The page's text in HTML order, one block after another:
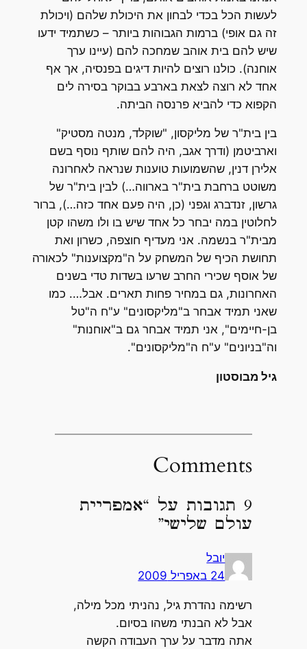
לעשות הכל בכדי לבחון את היכולת שלהם (ויכולת
זה גם אופי) ברמות הגבוהות ביותר – כשתמיד ידעו
שיש להם בית אוהב שמחכה להם (עיינו ערך
אוחנה). כולנו רוצים להיות דיגים בפנסיה, אך אף
אחד לא רוצה לצאת בארבע בבוקר בסירה לים
הקפוא כדי להביא פרנסה הביתה.
בין בית"ר של מליקסון, "שוקלד, מנטה מסטיק"
וארביטמן (ודרך אגב, היה להם שותף נוסף בשם
אלירן דנין, שהשמועות טוענות שנראה לאחרונה
משוטט ברחבת בית"ר בארווה…) לבין בית"ר של
גרשון, זנדברג וגפני (כן, היה פעם אחד כזה…), ברור
לחלוטין במה יבחר כל אחד שיש בו ולו משהו קטן
מבית"ר בנשמה. אני מעדיף חוצפה, כשרון ואת
תחושת הכיף של המשחק על ה"מקצוענות" לכאורה
של אוסף שכירי החרב שרעו בשדות טדי בשנים
האחרונות, גם במחיר פחות תארים. אבל…. כמו
שאני תמיד אבחר ב"מליקסונים" ע"ח ה"טל
בן-חיימים", אני תמיד אבחר גם ב"אוחנות"
וה"בניונים" ע"ח ה"מליקסונים".
גיל מבוסטון
Comments
9 תגובות על “אמפריית
עולם שלישי”
יובל
24 באפריל 2009
רשימה נהדרת גיל, נהניתי מכל מילה,
אבל לא הבנתי משהו בסיום.
אתה מדבר על ערך העבודה הקשה